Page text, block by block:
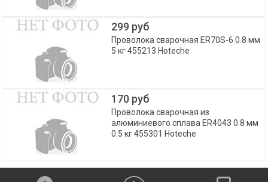
299 руб
Проволока сварочная ER70S-6 0.8 мм
5 кг 455213 Hoteche
170 руб
Проволока сварочная из
алюминиевого сплава ER4043 0.8 мм
0.5 кг 455301 Hoteche